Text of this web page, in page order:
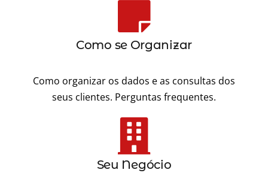
Como se Organizar
Como organizar os dados e as consultas dos
seus clientes. Perguntas frequentes.
Seu Negócio